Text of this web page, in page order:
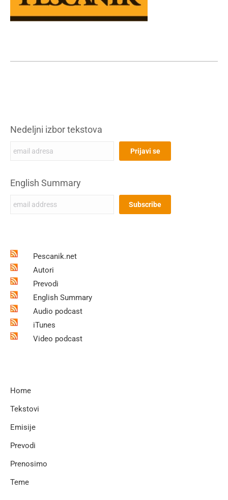
Nedeljni izbor tekstova
English Summary
Pescanik.net
Autori
Prevodi
English Summary
Audio podcast
iTunes
Video podcast
Home
Tekstovi
Emisije
Prevodi
Prenosimo
Teme